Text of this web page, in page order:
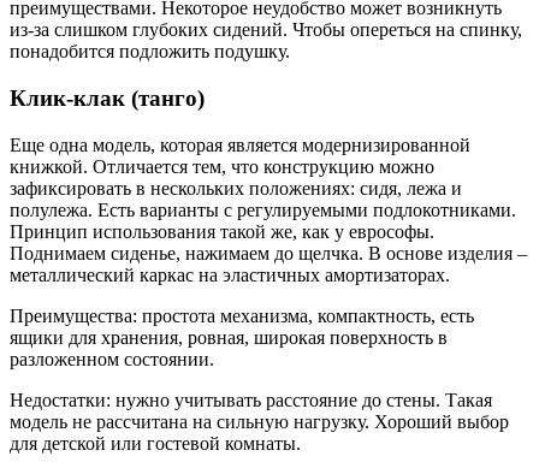
преимуществами. Некоторое неудобство может возникнуть
из-за слишком глубоких сидений. Чтобы опереться на спинку,
понадобится подложить подушку.
Клик-клак (танго)
Еще одна модель, которая является модернизированной
книжкой. Отличается тем, что конструкцию можно
зафиксировать в нескольких положениях: сидя, лежа и
полулежа. Есть варианты с регулируемыми подлокотниками.
Принцип использования такой же, как у еврософы.
Поднимаем сиденье, нажимаем до щелчка. В основе изделия –
металлический каркас на эластичных амортизаторах.
Преимущества: простота механизма, компактность, есть
ящики для хранения, ровная, широкая поверхность в
разложенном состоянии.
Недостатки: нужно учитывать расстояние до стены. Такая
модель не рассчитана на сильную нагрузку. Хороший выбор
для детской или гостевой комнаты.